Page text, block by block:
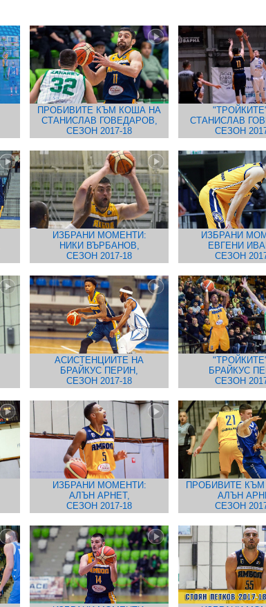
ПРОБИВИТЕ КЪМ КОША НА
СТАНИСЛАВ ГОВЕДАРОВ,
СЕЗОН 2017-18
СТАНИСЛАВ
СЕЗОН
ИЗБРАНИ МОМЕНТИ:
НИКИ ВЪРБАНОВ,
СЕЗОН 2017-18
ИЗБРАНИ
ЕВГЕНИ
СЕЗОН
АСИСТЕНЦИИТЕ НА
БРАЙКУС ПЕРИН,
СЕЗОН 2017-18
БРАЙКУС
СЕЗОН
ИЗБРАНИ МОМЕНТИ:
АЛЪН АРНЕТ,
СЕЗОН 2017-18
ПРОБИВИТЕ
АЛЪН
СЕЗОН